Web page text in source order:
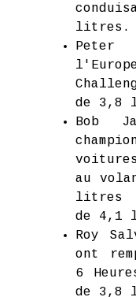
litres.
Peter
de 3,8
Bob
au
litres
de 4,1
Roy
ont
6
de 3,8